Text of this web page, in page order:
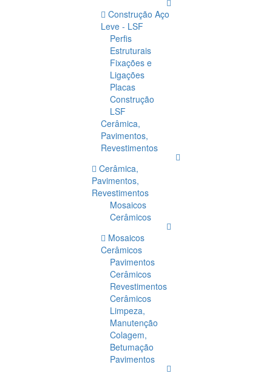
Construção Aço
Leve - LSF
Perfis
Estruturais
Fixações e
Ligações
Placas
Construção
LSF
Cerâmica,
Pavimentos,
Revestimentos
Cerâmica,
Pavimentos,
Revestimentos
Mosaicos
Cerâmicos
Mosaicos
Cerâmicos
Pavimentos
Cerâmicos
Revestimentos
Cerâmicos
Limpeza,
Manutenção
Colagem,
Betumação
Pavimentos